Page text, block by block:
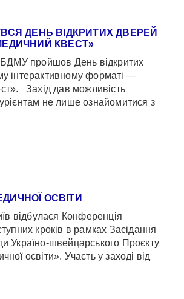
ДЕНЬ ВІДКРИТИХ ДВЕРЕЙ
КВЕСТ»
БДМУ пройшов День відкритих
інтерактивному форматі —
Захід дав можливість
не лише ознайомитися з
ОСВІТИ
відбулася Конференція
кроків в рамках Засідання
Україно-швейцарського Проєкту
освіти». Участь у заході від